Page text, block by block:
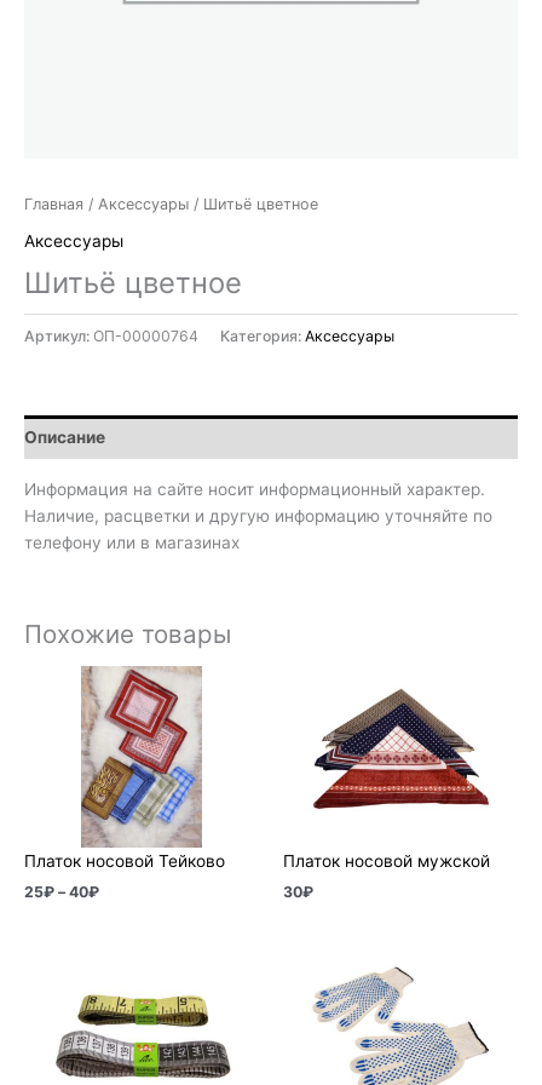
Главная / Аксессуары / Шитьё цветное
Аксессуары
Шитьё цветное
Артикул: ОП-00000764 Категория: Аксессуары
Описание
Информация на сайте носит информационный характер.
Наличие, расцветки и другую информацию уточняйте по
телефону или в магазинах
Похожие товары
Платок носовой Тейково
25₽ – 40₽
Диапазон
цен:
25₽
40₽
Платок носовой мужской
30₽